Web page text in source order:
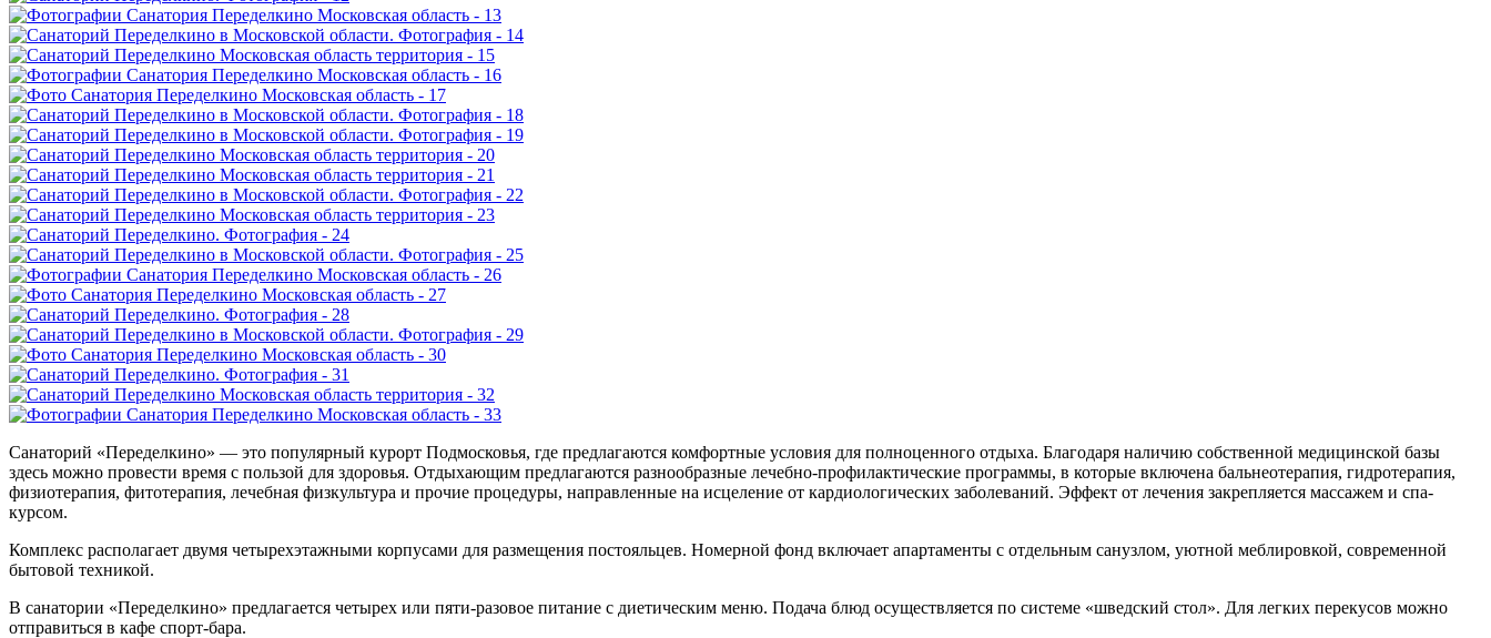
Санаторий «Переделкино» — это популярный курорт Подмосковья, где предлагаются комфортные условия для полноценного отдыха. Благодаря наличию собственной медицинской базы
здесь можно провести время с пользой для здоровья. Отдыхающим предлагаются разнообразные лечебно-профилактические программы, в которые включена бальнеотерапия, гидротерапия,
физиотерапия, фитотерапия, лечебная физкультура и прочие процедуры, направленные на исцеление от кардиологических заболеваний. Эффект от лечения закрепляется массажем и спа-
курсом.
Комплекс располагает двумя четырехэтажными корпусами для размещения постояльцев. Номерной фонд включает апартаменты с отдельным санузлом, уютной меблировкой, современной
бытовой техникой.
В санатории «Переделкино» предлагается четырех или пяти-разовое питание с диетическим меню. Подача блюд осуществляется по системе «шведский стол». Для легких перекусов можно
отправиться в кафе спорт-бара.